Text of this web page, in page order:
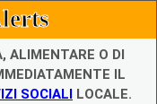
ALIMENTARE O DI
IL
SOCIALI LOCALE.